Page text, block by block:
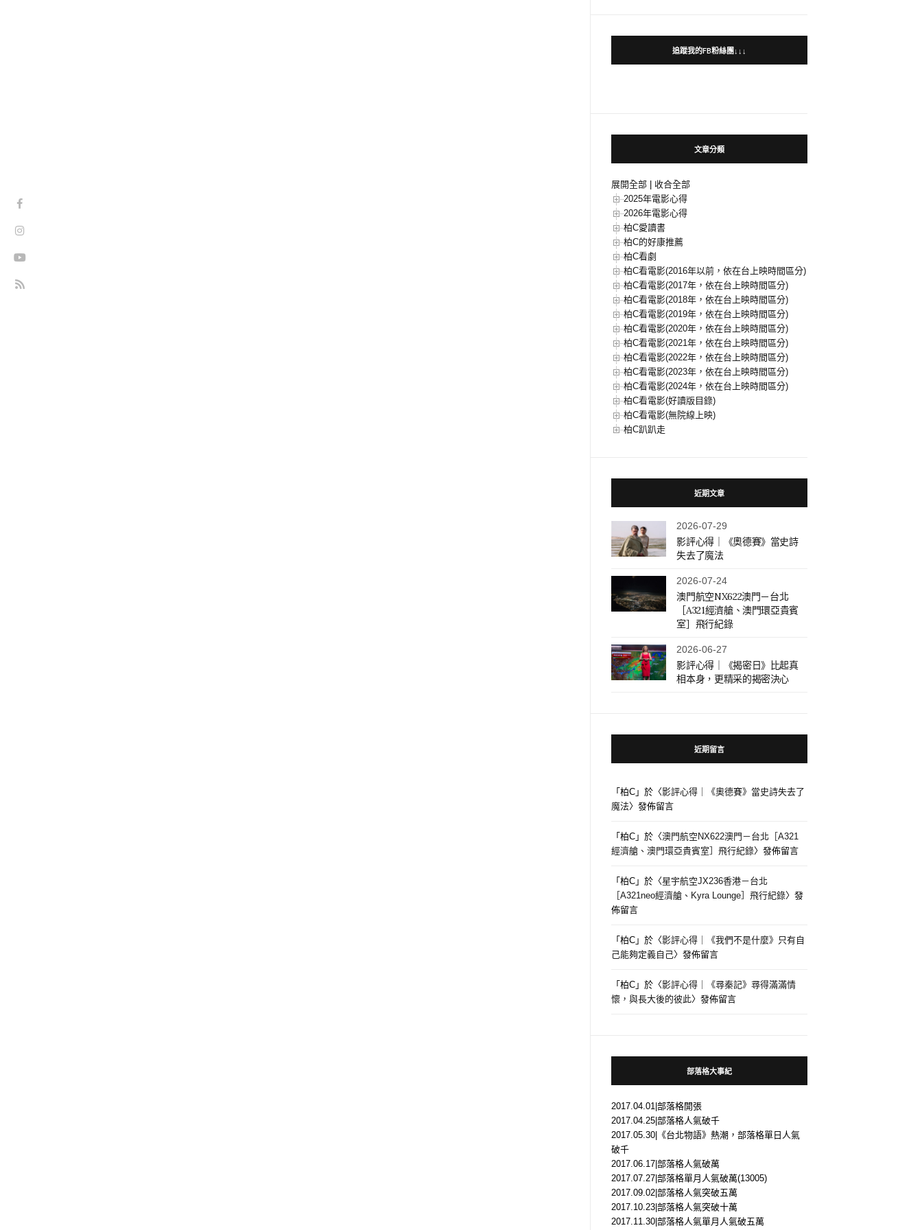
追蹤我的FB粉絲團↓↓↓
文章分類
展開全部
收合全部
2025年電影心得
2026年電影心得
柏C愛讀書
柏C的好康推薦
柏C看劇
柏C看電影(2016年以前，依在台上映時間區分)
柏C看電影(2017年，依在台上映時間區分)
柏C看電影(2018年，依在台上映時間區分)
柏C看電影(2019年，依在台上映時間區分)
柏C看電影(2020年，依在台上映時間區分)
柏C看電影(2021年，依在台上映時間區分)
柏C看電影(2022年，依在台上映時間區分)
柏C看電影(2023年，依在台上映時間區分)
柏C看電影(2024年，依在台上映時間區分)
柏C看電影(好讀版目錄)
柏C看電影(無院線上映)
柏C趴趴走
近期文章
2026-07-29
影評心得｜《奧德賽》當史詩
失去了魔法
2026-07-24
澳門航空NX622澳門－台北
［A321經濟艙、澳門環亞貴賓
室］飛行紀錄
2026-06-27
影評心得｜《揭密日》比起真
相本身，更精采的揭密決心
近期留言
「柏C 」於〈影評心得｜《奧德賽》當史詩失去了
魔法〉發佈留言
「柏C 」於〈澳門航空NX622澳門－台北［A321
經濟艙、澳門環亞貴賓室］飛行紀錄〉發佈留言
「柏C 」於〈星宇航空JX236香港－台北
［A321neo經濟艙、Kyra Lounge］飛行紀錄〉發
佈留言
「柏C 」於〈影評心得｜《我們不是什麼》只有自
己能夠定義自己〉發佈留言
「柏C 」於〈影評心得｜《尋秦記》尋得滿滿情
懷，與長大後的彼此〉發佈留言
部落格大事紀
2017.04.01|部落格開張
2017.04.25|部落格人氣破千
2017.05.30|《台北物語》熱潮，部落格單日人氣
破千
2017.06.17|部落格人氣破萬
2017.07.27|部落格單月人氣破萬(13005)
2017.09.02|部落格人氣突破五萬
2017.10.23|部落格人氣突破十萬
2017.11.30|部落格人氣單月人氣破五萬